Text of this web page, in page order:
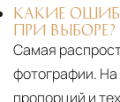
КАКИЕ
ПРИ ВЫБОРЕ?
Самая
фотографии.
пропорций и